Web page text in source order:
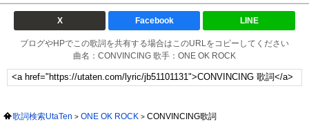
X Facebook LINE
ブログやHPでこの歌詞を共有する場合はこのURLをコピーしてください
曲名：CONVINCING 歌手：ONE OK ROCK
歌詞検索UtaTen ONE OK ROCK CONVINCING歌詞